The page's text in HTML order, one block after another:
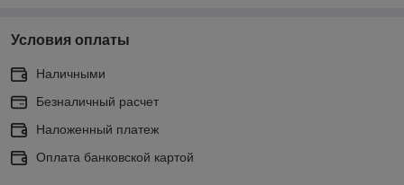
Условия оплаты
Наличными
Безналичный расчет
Наложенный платеж
Оплата банковской картой